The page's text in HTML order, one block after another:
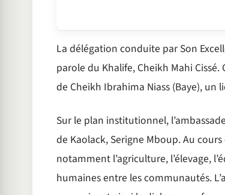
La délégation conduite par Son
parole du Khalife, Cheikh Mahi
de Cheikh Ibrahima Niass (Baye),
Sur le plan institutionnel,
de Kaolack, Serigne Mboup. Au
notamment l’agriculture, l’élevage,
humaines entre les communautés.